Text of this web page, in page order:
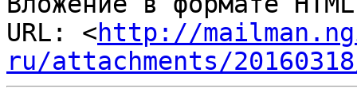
URL: <http://
ru/attachments/